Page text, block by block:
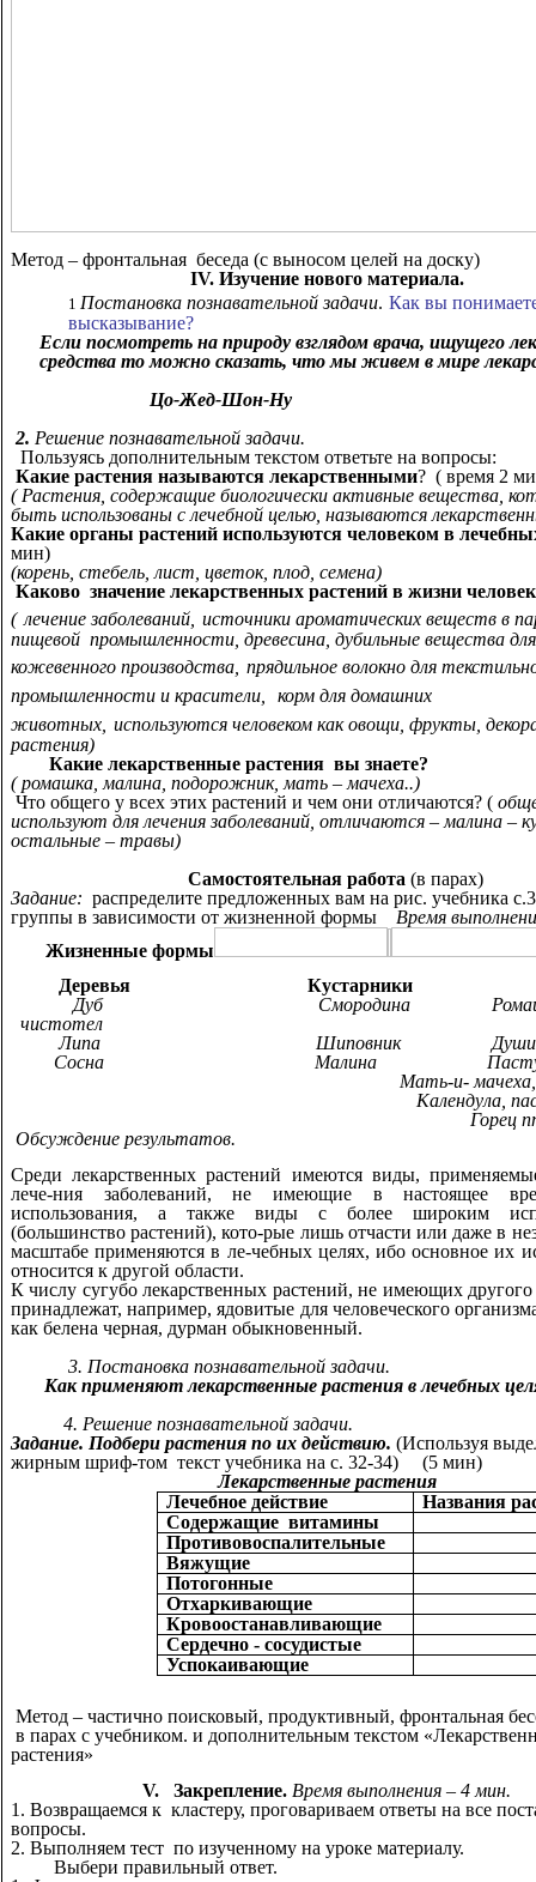
Метод – фронтальная беседа (с выносом целей на доску)
IV. Изучение нового материала.
Постановка познавательной задачи. Как вы
высказывание?
Если посмотреть на природу взглядом врача, ищущего
средства то можно сказать, что мы живем в
Цо-Жед-Шон-Ну
2. Решение познавательной задачи.
Пользуясь дополнительным текстом ответьте на вопросы:
Какие растения называются лекарственными? ( время 2
( Растения, содержащие биологически активные вещества,
быть использованы с лечебной целью, называются
Какие органы растений используются человеком в
мин)
(корень, стебель, лист, цветок, плод, семена)
Каково значение лекарственных растений в жизни
( лечение заболеваний, источники ароматических веществ в
пищевой промышленности, древесина, дубильные вещества для
кожевенного производства, прядильное волокно для
промышленности и красители,
корм для домашних
животных, используются человеком как овощи, фрукты,
растения)
Какие лекарственные растения вы знаете?
( ромашка, малина, подорожник, мать – мачеха..)
Что общего у всех этих растений и чем они отличаются? (
используют для лечения заболеваний, отличаются – малина –
остальные – травы)
Самостоятельная работа (в парах)
Задание: распределите предложенных вам на рис. учебника
группы в зависимости от жизненной формы Время
Жизненные формы
Деревья Кустарники
Дуб Смородина
чистотел
Липа Шиповник
Сосна Малина Пастушья
Мать-и-
Календула,
Горец
Обсуждение результатов.
Среди лекарственных растений имеются виды,
лече-ния заболеваний, не имеющие в настоящее
использования, а также виды с более широким
(большинство растений), кото-рые лишь отчасти или даже в
масштабе применяются в ле-чебных целях, ибо основное их
относится к другой области.
К числу сугубо лекарственных растений, не имеющих
принадлежат, например, ядовитые для человеческого
как белена черная, дурман обыкновенный.
3. Постановка познавательной задачи.
Как применяют лекарственные растения в лечебных
4. Решение познавательной задачи.
Задание. Подбери растения по их действию. (Используя
жирным шриф-том текст учебника на с. 32-34) (5 мин)
Лекарственные растения
Лечебное действие
Названия
Содержащие витамины
Противовоспалительные
Вяжущие
Потогонные
Отхаркивающие
Кровоостанавливающие
Сердечно - сосудистые
Успокаивающие
Метод – частично поисковый, продуктивный, фронтальная
в парах с учебником. и дополнительным текстом
растения»
V. Закрепление. Время выполнения – 4 мин.
1. Возвращаемся к кластеру, проговариваем ответы на все
вопросы.
2. Выполняем тест по изученному на уроке материалу.
Выбери правильный ответ.